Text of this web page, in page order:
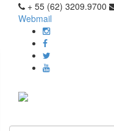
+ 55 (62) 3209.9700
Webmail